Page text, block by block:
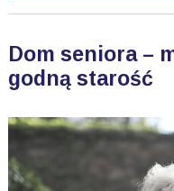
Dom seniora –
godną starość